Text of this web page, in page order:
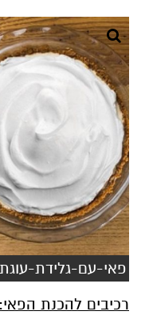
פאי-עם-גלידת-
רכיבים להכנת הפאי: